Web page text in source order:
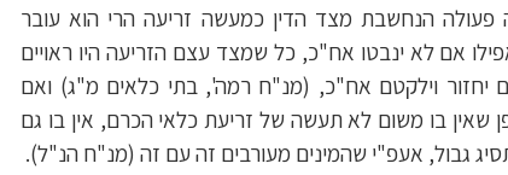
פעולה הנחשבת מצד הדין כמעשה זריעה הרי הוא עובר
אם לא ינבטו אח"כ, כל שמצד עצם הזריעה היו ראויים
יחזור וילקטם אח"כ, (מנ"ח רמה', בתי כלאים מ"ג) ואם
שאין בו משום לא תעשה של זריעת כלאי הכרם, אין בו גם
גבול, אעפ"י שהמינים מעורבים זה עם זה (מנ"ח הנ"ל).